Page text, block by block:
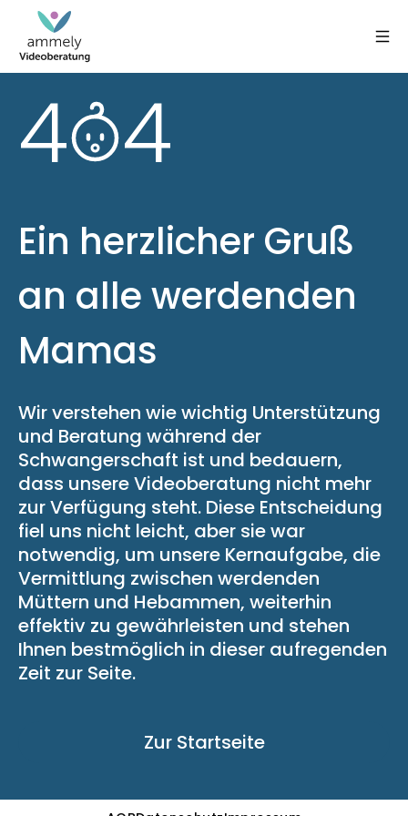
4 4
Ein herzlicher Gruß
an alle werdenden
Mamas
Wir verstehen wie wichtig Unterstützung
und Beratung während der
Schwangerschaft ist und bedauern,
dass unsere Videoberatung nicht mehr
zur Verfügung steht. Diese Entscheidung
fiel uns nicht leicht, aber sie war
notwendig, um unsere Kernaufgabe, die
Vermittlung zwischen werdenden
Müttern und Hebammen, weiterhin
effektiv zu gewährleisten und stehen
Ihnen bestmöglich in dieser aufregenden
Zeit zur Seite.
Zur Startseite